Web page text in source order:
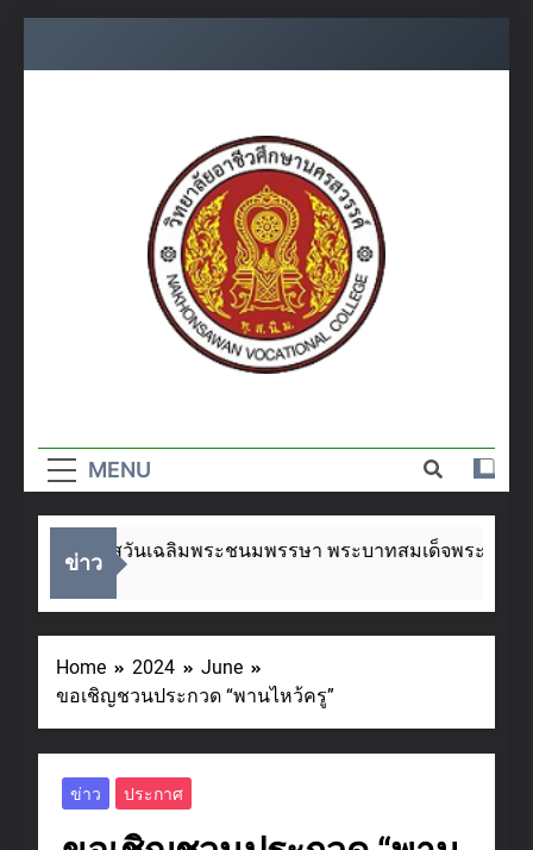
อาชีวศึกษา
นครสวรรค์
MENU
ข่าว
งในโอกาสวันเฉลิมพระชนมพรรษา พระบาทสมเด็จพระเจ้าอ
Home 2024
June
ขอเชิญชวนประกวด “พานไหว้ครู”
ข่าว ประกาศ